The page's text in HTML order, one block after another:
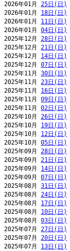
2026年01月 25日(日)
2026年01月 18日(日)
2026年01月 11日(日)
2026年01月 04日(日)
2025年12月 28日(日)
2025年12月 21日(日)
2025年12月 14日(日)
2025年12月 07日(日)
2025年11月 30日(日)
2025年11月 23日(日)
2025年11月 16日(日)
2025年11月 09日(日)
2025年11月 02日(日)
2025年10月 26日(日)
2025年10月 19日(日)
2025年10月 12日(日)
2025年10月 05日(日)
2025年09月 28日(日)
2025年09月 21日(日)
2025年09月 14日(日)
2025年09月 07日(日)
2025年08月 31日(日)
2025年08月 24日(日)
2025年08月 17日(日)
2025年08月 10日(日)
2025年08月 03日(日)
2025年07月 27日(日)
2025年07月 20日(日)
2025年07月 13日(日)